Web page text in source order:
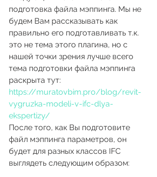
подготовка файла мэппинга. Мы не
будем Вам рассказывать как
правильно его подготавливать т.к.
это не тема этого плагина, но с
нашей точки зрения лучше всего
тема подготовки файла мэппинга
раскрыта тут:
https://muratovbim.pro/blog/revit-
vygruzka-modeli-v-ifc-dlya-
ekspertizy/
После того, как Вы подготовите
файл мэппинга параметров, он
будет для разных классов IFC
выглядеть следующим образом: